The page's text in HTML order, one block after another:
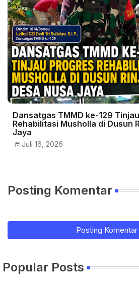
Dansatgas TMMD ke-129
Rehabilitasi Musholla di Dusun
Jaya
Juli 16, 2026
Posting Komentar
Posting
Popular Posts